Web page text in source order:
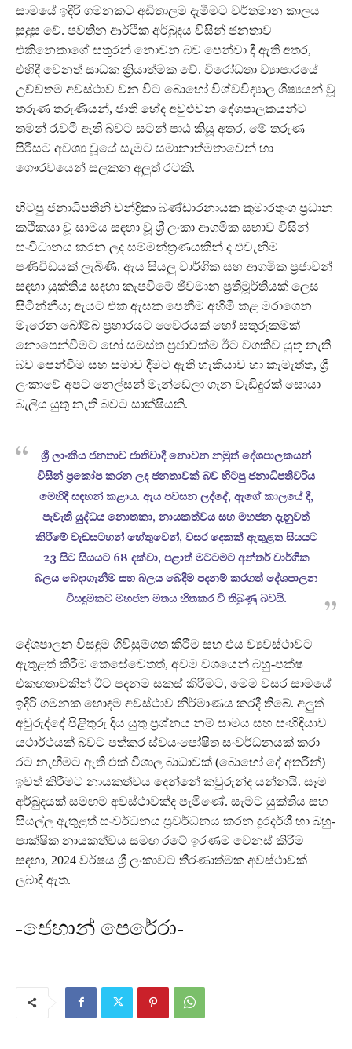
සාමයේ ඉදිරි ගමනකට අඩිතාලම දැමීමට වර්තමාන කාලය
සුදුසු වේ. පවතින ආර්ථික අර්බුදය විසින් ජනතාව
එකිනෙකාගේ සතුරන් නොවන බව පෙන්වා දී ඇති අතර,
එහිදී වෙනත් සාධක ක්‍රියාත්මක වේ. විරෝධතා ව්‍යාපාරයේ
උච්චතම අවස්ථාව වන විට බොහෝ විශ්වවිද්‍යාල ශිෂ්‍යයන් වූ
තරුණ තරුණියන්, ජාති භේද අවුළුවන දේශපාලකයන්ට
තමන් රැවටී ඇති බවට සටන් පාඨ කියූ අතර, මේ තරුණ
පිරිසට අවශ්‍ය වූයේ සැමට සමානාත්මතාවෙන් හා
ගෞරවයෙන් සලකන අලුත් රටකි.
හිටපු ජනාධිපතිනි චන්ද්‍රිකා බණ්ඩාරනායක කුමාරතුංග ප්‍රධාන
කථිකයා වූ සාමය සඳහා වූ ශ්‍රී ලංකා ආගමික සභාව විසින්
සංවිධානය කරන ලද සම්මන්ත්‍රණයකින් ද එවැනිම
පණිවිඩයක් ලැබිණි. ඇය සියලු වාර්ගික සහ ආගමික ප්‍රජාවන්
සඳහා යුක්තිය සඳහා කැපවීමේ ජීවමාන ප්‍රතිමූර්තියක් ලෙස
සිටින්නීය; ඇයට එක ඇසක පෙනීම අහිමි කළ මරාගෙන
මැරෙන බෝම්බ ප්‍රහාරයට වෛරයක් හෝ සතුරුකමක්
නොපෙන්වීමට හෝ සමස්ත ප්‍රජාවක්ම ඊට වගකිව යුතු නැති
බව පෙන්වීම සහ සමාව දීමට ඇති හැකියාව හා කැමැත්ත, ශ්‍රී
ලංකාවේ අපට නෙල්සන් මැන්ඩෙලා ගැන වැඩිදුරක් සොයා
බැලිය යුතු නැති බවට සාක්ෂියකි.
ශ්‍රී ලාංකීය ජනතාව ජාතිවාදී නොවන නමුත් දේශපාලකයන්
විසින් ප්‍රකෝප කරන ලද ජනතාවක් බව හිටපු ජනාධිපතිවරිය
මෙහිදී සඳහන් කළාය. ඇය පවසන ලද්දේ, ඇගේ කාලයේ දී,
පැවැති යුද්ධය නොතකා, නායකත්වය සහ මහජන දැනුවත්
කිරීමේ වැඩසටහන් හේතුවෙන්, වසර දෙකක් ඇතුළත සියයට
23 සිට සියයට 68 දක්වා, පළාත් මට්ටමට අන්තර් වාර්ගික
බලය බෙදාගැනීම සහ බලය බෙදීම පදනම් කරගත් දේශපාලන
විසඳුමකට මහජන මතය හිතකර වී තිබුණු බවයි.
දේශපාලන විසඳුම ගිවිසුම්ගත කිරීම සහ එය ව්‍යවස්ථාවට
ඇතුළත් කිරීම කෙසේවෙතත්, අවම වශයෙන් බහු-පක්ෂ
එකඟතාවකින් ඊට පදනම සකස් කිරීමට, මෙම වසර සාමයේ
ඉදිරි ගමනක හොඳම අවස්ථාව නිර්මාණය කරදී තිබේ. අලුත්
අවුරුද්දේ පිළිතුරු දිය යුතු ප්‍රශ්නය නම් සාමය සහ සංහිඳියාව
යථාර්ථයක් බවට පත්කර ස්වයංපෝෂිත සංවර්ධනයක් කරා
රට නැඟීමට ඇති එක් විශාල බාධාවක් (බොහෝ දේ අතරින්)
ඉවත් කිරීමට නායකත්වය දෙන්නේ කවුරුන්ද යන්නයි. සෑම
අර්බුදයක් සමඟම අවස්ථාවක්ද පැමිණේ. සැමට යුක්තිය සහ
සියල්ල ඇතුළත් සංවර්ධනය ප්‍රවර්ධනය කරන දූරදර්ශී හා බහු-
පාක්ෂික නායකත්වය සමඟ රටේ ඉරණම වෙනස් කිරීම
සඳහා, 2024 වර්ෂය ශ්‍රී ලංකාවට තීරණාත්මක අවස්ථාවක්
ලබාදී ඇත.
-ජෙහාන් පෙරේරා-